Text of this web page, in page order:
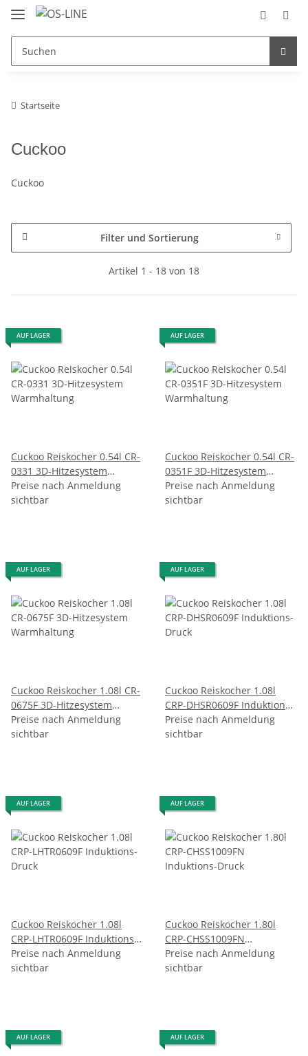
Startseite
Cuckoo
Cuckoo
Filter und Sortierung
Artikel 1 - 18 von 18
AUF LAGER
Cuckoo Reiskocher 0.54l CR-
0331 3D-Hitzesystem
Warmhaltung
Preise nach Anmeldung
sichtbar
AUF LAGER
Cuckoo Reiskocher 0.54l CR-
0351F 3D-Hitzesystem
Warmhaltung
Preise nach Anmeldung
sichtbar
AUF LAGER
Cuckoo Reiskocher 1.08l CR-
0675F 3D-Hitzesystem
Warmhaltung
Preise nach Anmeldung
sichtbar
AUF LAGER
Cuckoo Reiskocher 1.08l
CRP-DHSR0609F Induktions-
Druck
Preise nach Anmeldung
sichtbar
AUF LAGER
Cuckoo Reiskocher 1.08l
CRP-LHTR0609F Induktions-
Druck
Preise nach Anmeldung
sichtbar
AUF LAGER
Cuckoo Reiskocher 1.80l
CRP-CHSS1009FN
Induktions-Druck
Preise nach Anmeldung
sichtbar
AUF LAGER AUF LAGER